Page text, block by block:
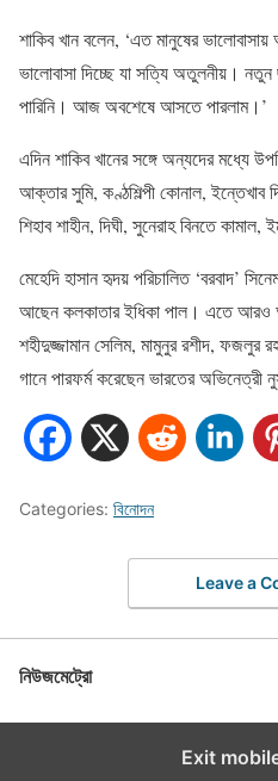
শাকিব খান বলেন, ‘এত মানুষের
ভালোবাসা দিচ্ছে যা সত্যি অতুলনীয়। নতুন
পারিনি। আজ অবশেষে আসতে পারলাম।’
এদিন শাকিব খানের সঙ্গে অন্যদের মধ্যে
আক্তার সুমি, কণ্ঠশিল্পী কোনাল, ইন্তেখাব
শিহাব শাহীন, দিঘী, সুনেরাহ বিনতে
মেহেদি হাসান হৃদয় পরিচালিত ‘বরবাদ’
আছেন কলকাতার ইধিকা পাল। এতে আরও
শহীদুজ্জামান সেলিম, মামুনুর রশীদ,
গানে পারফর্ম করেছেন ভারতের অভিনেত্রী
Categories: বিনোদন
Leave a
নিউজমেট্রো
Exit